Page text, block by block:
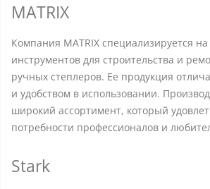
MATRIX
Компания MATRIX специализируется
инструментов для строительства и
ручных степлеров. Ее продукция
и удобством в использовании.
широкий ассортимент, который
потребности профессионалов и
Stark